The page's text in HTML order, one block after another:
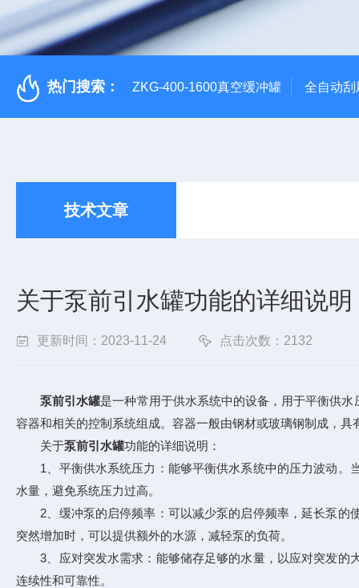
热门搜索： ZKG-400-1600真空缓冲罐 全自动刮
技术文章
关于泵前引水罐功能的详细说明
更新时间：2023-11-24 点击次数：2132
泵前引水罐是一种常用于供水系统中的设备，用于平衡供
容器和相关的控制系统组成。容器一般由钢材或玻璃钢制成，
关于泵前引水罐功能的详细说明：
1、平衡供水系统压力：能够平衡供水系统中的压力波动。
水量，避免系统压力过高。
2、缓冲泵的启停频率：可以减少泵的启停频率，延长泵的
突然增加时，可以提供额外的水源，减轻泵的负荷。
3、应对突发水需求：能够储存足够的水量，以应对突发的
连续性和可靠性。